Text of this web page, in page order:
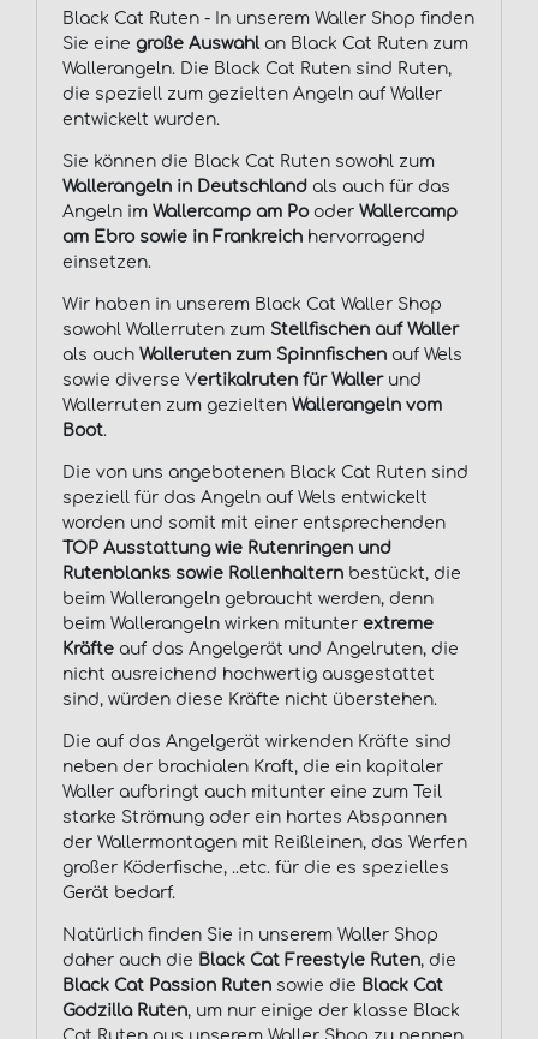
Black Cat Ruten - In unserem Waller Shop finden
Sie eine große Auswahlan Black Cat Ruten zum
Wallerangeln. Die Black Cat Ruten sind Ruten,
die speziell zum gezielten Angeln auf Waller
entwickelt wurden.
Sie können die Black Cat Ruten sowohl zum
Wallerangeln in Deutschland als auch für das
Angeln im Wallercamp am Pooder Wallercamp
am Ebro sowie in Frankreich hervorragend
einsetzen.
Wir haben in unserem Black Cat Waller Shop
sowohl Wallerruten zum Stellfischen auf Waller
als auch Walleruten zum Spinnfischen auf Wels
sowie diverse Vertikalruten für Wallerund
Wallerruten zum gezielten Wallerangeln vom
Boot.
Die von uns angebotenen Black Cat Ruten sind
speziell für das Angeln auf Wels entwickelt
worden und somit mit einer entsprechenden
TOP Ausstattung wie Rutenringen und
Rutenblanks sowie Rollenhaltern bestückt, die
beim Wallerangeln gebraucht werden, denn
beim Wallerangeln wirken mitunter extreme
Kräfte auf das Angelgerät und Angelruten, die
nicht ausreichend hochwertig ausgestattet
sind, würden diese Kräfte nicht überstehen.
Die auf das Angelgerät wirkenden Kräfte sind
neben der brachialen Kraft, die ein kapitaler
Waller aufbringt auch mitunter eine zum Teil
starke Strömung oder ein hartes Abspannen
der Wallermontagen mit Reißleinen, das Werfen
großer Köderfische, ..etc. für die es spezielles
Gerät bedarf.
Natürlich finden Sie in unserem Waller Shop
daher auch die Black Cat Freestyle Ruten, die
Black Cat Passion Ruten sowie die Black Cat
Godzilla Ruten, um nur einige der klasse Black